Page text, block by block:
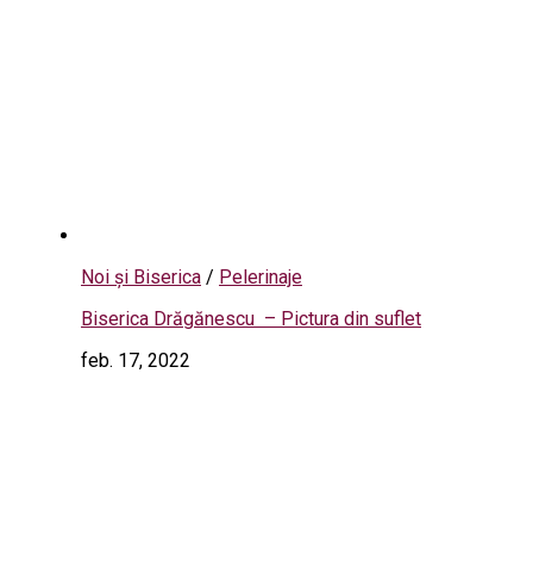
Noi și Biserica / Pelerinaje
Biserica Drăgănescu – Pictura din suflet
feb. 17, 2022